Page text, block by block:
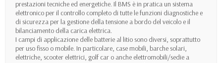
prestazioni tecniche ed energetiche. Il BMS è in pratica un sistema
elettronico per il controllo completo di tutte le funzioni diagnostiche e
di sicurezza per la gestione della tensione a bordo del veicolo e il
bilanciamento della carica elettrica.
I campi di applicazione delle batterie al litio sono diversi, soprattutto
per uso fisso o mobile. In particolare, case mobili, barche solari,
elettriche, scooter elettrici, golf car o anche elettromobili/sedie a